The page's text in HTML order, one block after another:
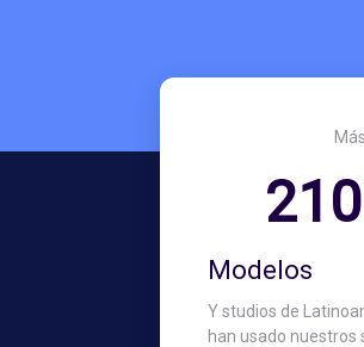
Modelos
Y studios de
han usado nuestros